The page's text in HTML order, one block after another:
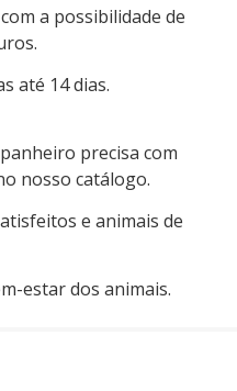
a possibilidade de
até 14 dias.
precisa com
nosso catálogo.
e animais de
estar dos animais.